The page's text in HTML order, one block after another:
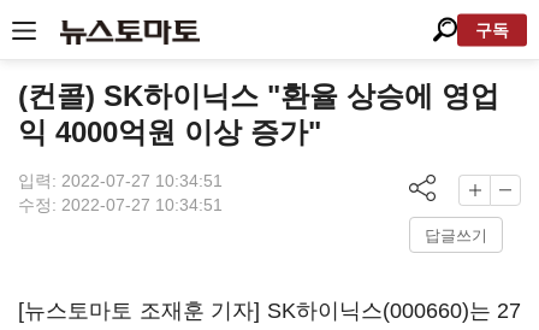
구독
(컨콜) SK하이닉스 "환율 상승에 영업
익 4000억원 이상 증가"
입력: 2022-07-27 10:34:51
수정: 2022-07-27 10:34:51
답글쓰기
[뉴스토마토 조재훈 기자] SK하이닉스(000660)는 27